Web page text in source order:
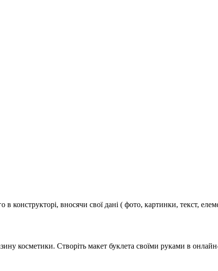
конструкторі, вносячи свої дані ( фото, картинки, текст,
косметики. Створіть макет буклета своїми руками в